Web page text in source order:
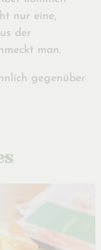
nur eine,
der
man.
gegenüber